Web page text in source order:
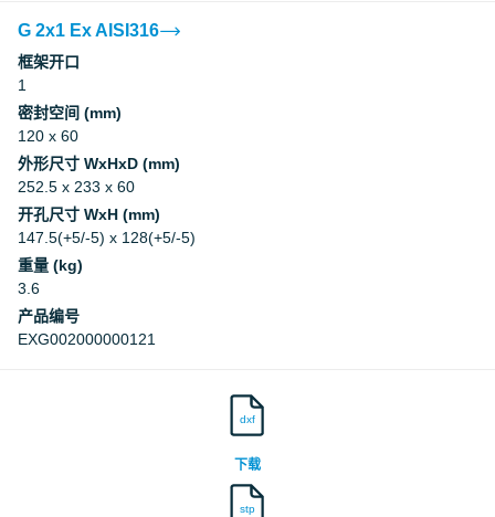
RISE
G 2x1 Ex AISI316
框架开口
1
密封空间 (mm)
120 x 60
外形尺寸 WxHxD (mm)
252.5 x 233 x 60
开孔尺寸 WxH (mm)
147.5(+5/-5) x 128(+5/-5)
重量 (kg)
3.6
产品编号
EXG002000000121
dxf
下载
stp